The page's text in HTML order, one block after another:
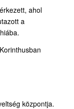
ahol
a
központja.